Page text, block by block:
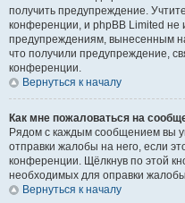
получить предупреждение.
конференции, и phpBB Limited не
предупреждениям, вынесенным
что получили предупреждение,
конференции.
Вернуться к началу
Как мне пожаловаться на
Рядом с каждым сообщением вы
отправки жалобы на него, если
конференции. Щёлкнув по этой
необходимых для оправки
Вернуться к началу